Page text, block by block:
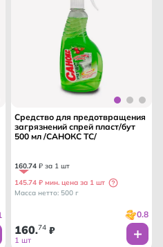
Средство для предотвращения
загрязнений спрей пласт/бут
500 мл /САНОКС ТС/
160.74 ₽ за 1 шт
145.74 ₽ мин. цена за 1 шт
Масса нетто: 500 г
0.8
160.74 ₽
1 шт